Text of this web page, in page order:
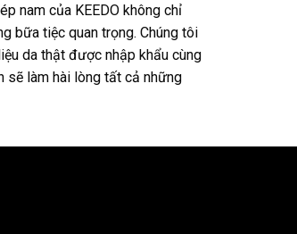
nam của KEEDO không chỉ
bữa tiệc quan trọng. Chúng tôi
da thật được nhập khẩu cùng
sẽ làm hài lòng tất cả những